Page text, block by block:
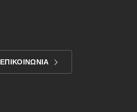
ΕΠΙΚΟΙΝΩΝΙΑ